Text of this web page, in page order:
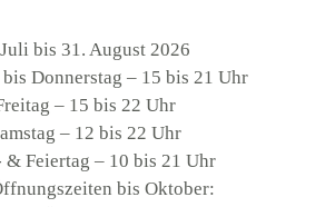
bis 31. August 2026
Donnerstag – 15 bis 21 Uhr
– 15 bis 22 Uhr
– 12 bis 22 Uhr
& Feiertag – 10 bis 21 Uhr
bis Oktober: